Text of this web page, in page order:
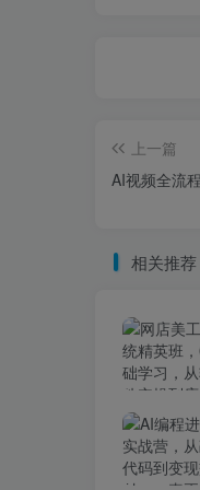
上一篇
AI视频全流
相关推荐